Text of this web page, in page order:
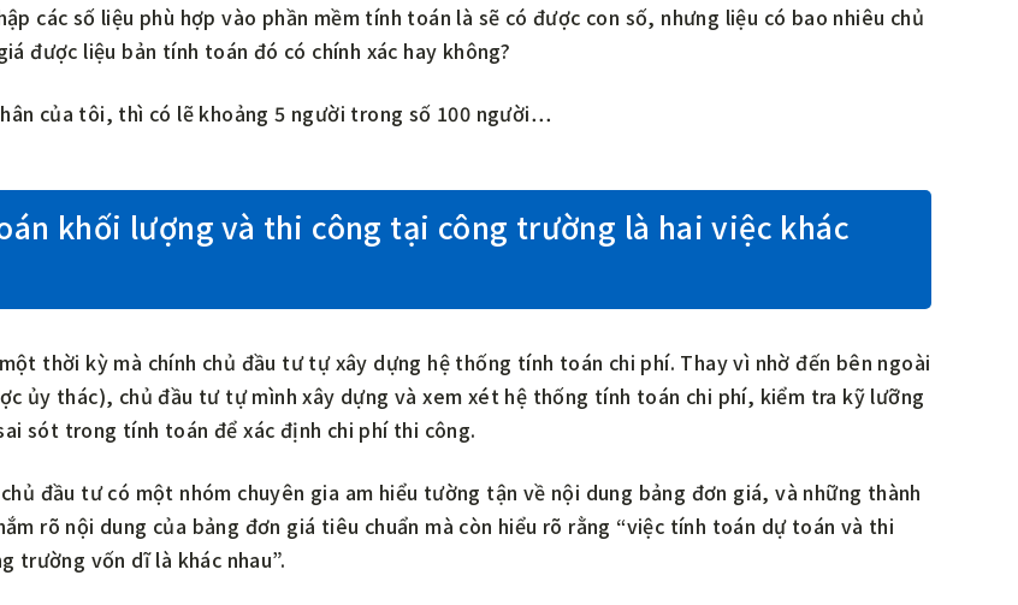
các số liệu phù hợp vào phần mềm tính toán là sẽ có được con số, nhưng liệu có bao nhiêu chủ
được liệu bản tính toán đó có chính xác hay không?
của tôi, thì có lẽ khoảng 5 người trong số 100 người…
khối lượng và thi công tại công trường là hai việc khác
thời kỳ mà chính chủ đầu tư tự xây dựng hệ thống tính toán chi phí. Thay vì nhờ đến bên ngoài
ủy thác), chủ đầu tư tự mình xây dựng và xem xét hệ thống tính toán chi phí, kiểm tra kỹ lưỡng
sót trong tính toán để xác định chi phí thi công.
đầu tư có một nhóm chuyên gia am hiểu tường tận về nội dung bảng đơn giá, và những thành
rõ nội dung của bảng đơn giá tiêu chuẩn mà còn hiểu rõ rằng “việc tính toán dự toán và thi
trường vốn dĩ là khác nhau”.